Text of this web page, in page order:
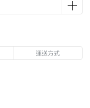
運送方式